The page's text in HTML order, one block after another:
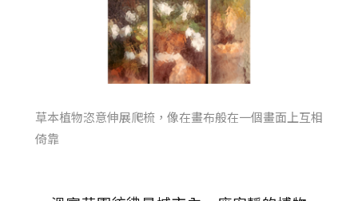
草本植物恣意伸展爬梳，像在畫布般在一個畫面上互相
倚靠